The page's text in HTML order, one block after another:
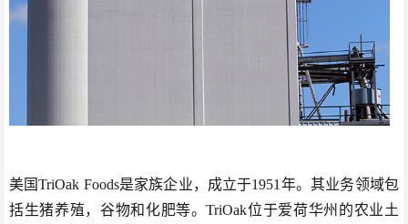
美国TriOak Foods是家族企业，成立于1951年。其业务领域包
括生猪养殖，谷物和化肥等。TriOak位于爱荷华州的农业土